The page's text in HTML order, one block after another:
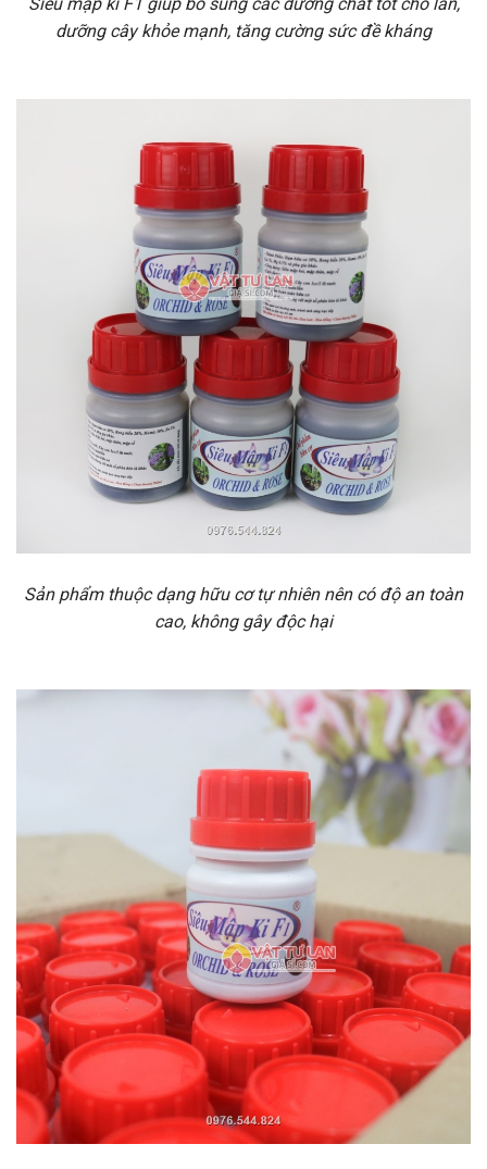
dưỡng cây khỏe mạnh, tăng cường sức đề kháng
Sản phẩm thuộc dạng hữu cơ tự nhiên nên có độ an toàn
cao, không gây độc hại